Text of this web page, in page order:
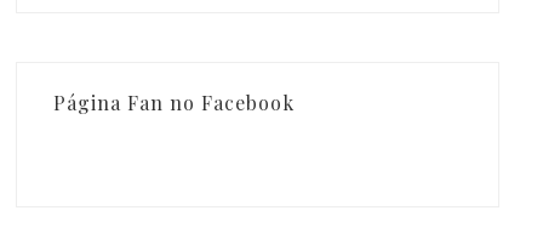
Página Fan no Facebook